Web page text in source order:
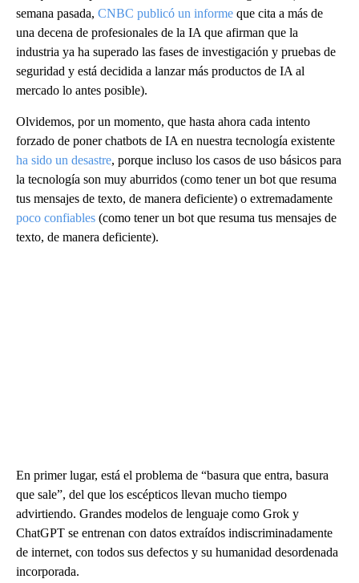
semana pasada, CNBC publicó un informe que cita a más de
una decena de profesionales de la IA que afirman que la
industria ya ha superado las fases de investigación y pruebas de
seguridad y está decidida a lanzar más productos de IA al
mercado lo antes posible).
Olvidemos, por un momento, que hasta ahora cada intento
forzado de poner chatbots de IA en nuestra tecnología existente
ha sido un desastre, porque incluso los casos de uso básicos para
la tecnología son muy aburridos (como tener un bot que resuma
tus mensajes de texto, de manera deficiente) o extremadamente
poco confiables (como tener un bot que resuma tus mensajes de
texto, de manera deficiente).
En primer lugar, está el problema de “basura que entra, basura
que sale”, del que los escépticos llevan mucho tiempo
advirtiendo. Grandes modelos de lenguaje como Grok y
ChatGPT se entrenan con datos extraídos indiscriminadamente
de internet, con todos sus defectos y su humanidad desordenada
incorporada.